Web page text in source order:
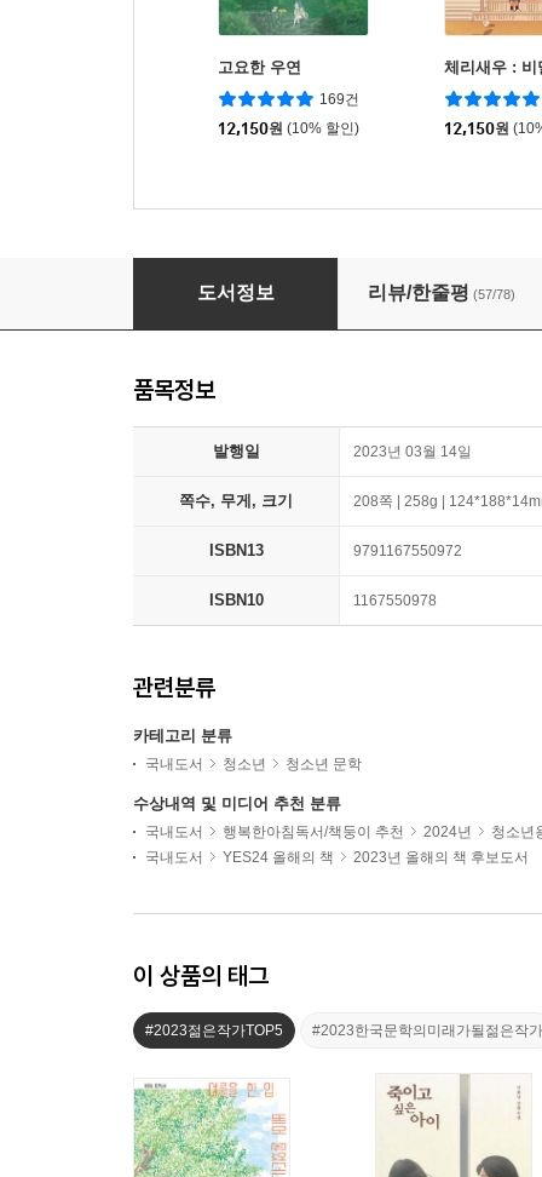
고요한 우연
169건
12,150원 (10% 할인)
체리새우 : 비
12,150원
당연하게도 나는 너를
도서정보 리뷰/한줄평 (57/78)
품목정보
발행일 2023년 03월 14일
쪽수, 무게, 크기 208쪽 | 258g |
ISBN13 9791167550972
ISBN10 1167550978
관련분류
카테고리 분류
국내도서 청소년 청소년 문학
수상내역 및 미디어 추천 분류
국내도서 행복한아침독서/책둥이 추천 2024년
청소년
국내도서
YES24 올해의 책 2023년 올해의 책 후보도서
이 상품의 태그
#2023젊은작가TOP5 #2023한국문학의미래가될젊은작가